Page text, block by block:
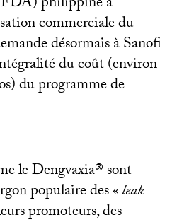
commerciale du
désormais à Sanofi
du coût (environ
du programme de
le Dengvaxia® sont
populaire des «leak
promoteurs, des